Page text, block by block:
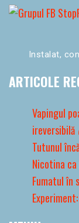
Instalat,
ARTICOLE
Vapingul
ireversibilă
Tutunul
Nicotina
Fumatul în